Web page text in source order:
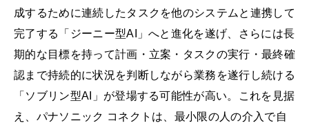
成するために連続したタスクを他のシステムと連携して
完了する「ジーニー型AI」へと進化を遂げ、さらには⾧
期的な目標を持って計画・立案・タスクの実行・最終確
認まで持続的に状況を判断しながら業務を遂行し続ける
「ソブリン型AI」が登場する可能性が高い。これを見据
え、パナソニック コネクトは、最小限の人の介入で自